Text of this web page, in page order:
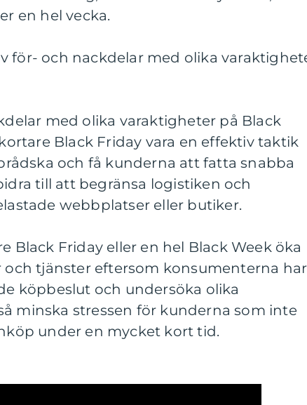
en hel vecka.
för- och nackdelar med olika
med olika varaktigheter på Black
Black Friday vara en effektiv taktik
och få kunderna att fatta snabba
till att begränsa logistiken och
webbplatser eller butiker.
Black Friday eller en hel Black Week öka
tjänster eftersom konsumenterna har
köpbeslut och undersöka olika
minska stressen för kunderna som inte
under en mycket kort tid.